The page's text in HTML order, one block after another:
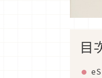
目